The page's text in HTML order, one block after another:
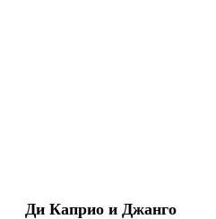
Ди Каприо и Джанго